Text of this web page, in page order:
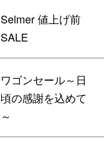
Selmer 値上げ前
SALE
ワゴンセール～日
頃の感謝を込めて
～